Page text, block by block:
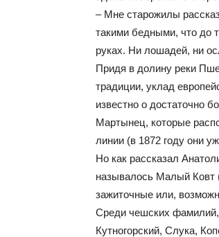
– Мне старожилы
такими бедными, что до
руках. Ни лошадей, ни
Придя в долину реки
традиции, уклад
известно о достаточно
Мартынец, которые
линии (в 1872 году они
Но как рассказал
называлось Малый Ковт
зажиточные или,
Среди чешских фамилий,
Кутногорский, Слука,